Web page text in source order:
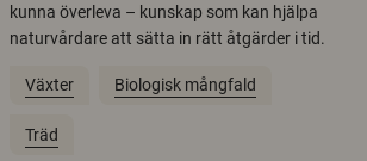
kunna överleva – kunskap som kan hjälpa
naturvårdare att sätta in rätt åtgärder i tid.
Växter Biologisk mångfald
Träd